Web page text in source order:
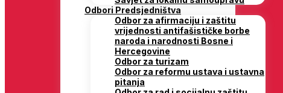
Odbori Predsjedništva
Odbor za afirmaciju i zaštitu
vrijednosti antifašističke borbe
naroda i narodnosti Bosne i
Hercegovine
Odbor za turizam
Odbor za reformu ustava i ustavna
pitanja